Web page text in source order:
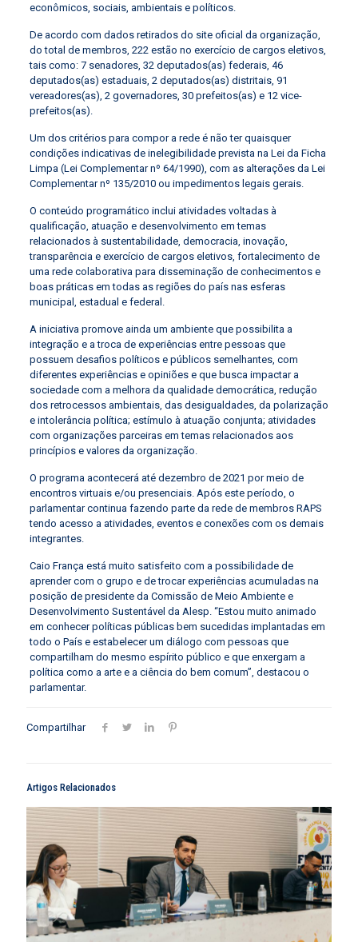
econômicos, sociais, ambientais e políticos.
De acordo com dados retirados do site oficial da organização,
do total de membros, 222 estão no exercício de cargos eletivos,
tais como: 7 senadores, 32 deputados(as) federais, 46
deputados(as) estaduais, 2 deputados(as) distritais, 91
vereadores(as), 2 governadores, 30 prefeitos(as) e 12 vice-
prefeitos(as).
Um dos critérios para compor a rede é não ter quaisquer
condições indicativas de inelegibilidade prevista na Lei da Ficha
Limpa (Lei Complementar nº 64/1990), com as alterações da Lei
Complementar nº 135/2010 ou impedimentos legais gerais.
O conteúdo programático inclui atividades voltadas à
qualificação, atuação e desenvolvimento em temas
relacionados à sustentabilidade, democracia, inovação,
transparência e exercício de cargos eletivos, fortalecimento de
uma rede colaborativa para disseminação de conhecimentos e
boas práticas em todas as regiões do país nas esferas
municipal, estadual e federal.
A iniciativa promove ainda um ambiente que possibilita a
integração e a troca de experiências entre pessoas que
possuem desafios políticos e públicos semelhantes, com
diferentes experiências e opiniões e que busca impactar a
sociedade com a melhora da qualidade democrática, redução
dos retrocessos ambientais, das desigualdades, da polarização
e intolerância política; estímulo à atuação conjunta; atividades
com organizações parceiras em temas relacionados aos
princípios e valores da organização.
O programa acontecerá até dezembro de 2021 por meio de
encontros virtuais e/ou presenciais. Após este período, o
parlamentar continua fazendo parte da rede de membros RAPS
tendo acesso a atividades, eventos e conexões com os demais
integrantes.
Caio França está muito satisfeito com a possibilidade de
aprender com o grupo e de trocar experiências acumuladas na
posição de presidente da Comissão de Meio Ambiente e
Desenvolvimento Sustentável da Alesp. “Estou muito animado
em conhecer políticas públicas bem sucedidas implantadas em
todo o País e estabelecer um diálogo com pessoas que
compartilham do mesmo espírito público e que enxergam a
política como a arte e a ciência do bem comum”, destacou o
parlamentar.
Compartilhar
Artigos Relacionados